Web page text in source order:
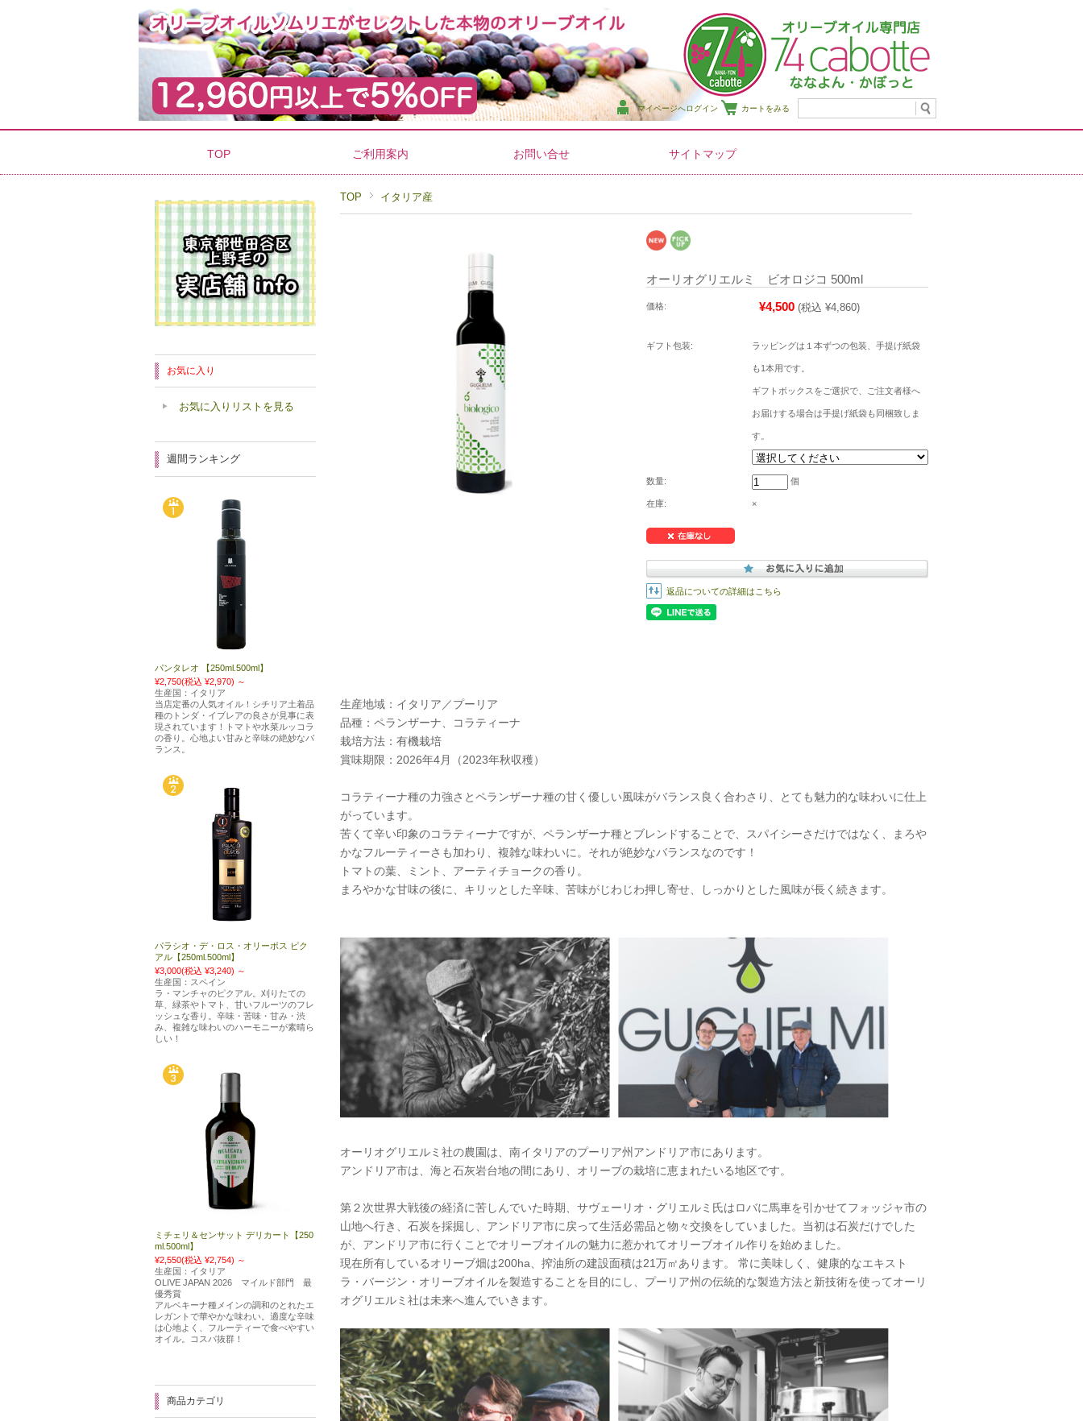
マイページへログイン カートをみる
TOP ご利用案内 お問い合せ サイトマップ
TOP イタリア産
オーリオグリエルミ ビオロジコ 500ml
価格: ¥4,500 (税込 ¥4,860)
ギフト包装: ラッピングは１本ずつの包装、手提げ紙袋
も1本用です。
ギフトボックスをご選択で、ご注文者様へ
お届けする場合は手提げ紙袋も同梱致しま
す。
数量: 個
在庫: ×
返品についての詳細はこちら
生産地域：イタリア／プーリア
品種：ペランザーナ、コラティーナ
栽培方法：有機栽培
賞味期限：2026年4月（2023年秋収穫）
コラティーナ種の力強さとペランザーナ種の甘く優しい風味がバランス良く合わさり、とても魅力的な味わいに仕上
がっています。
苦くて辛い印象のコラティーナですが、ペランザーナ種とブレンドすることで、スパイシーさだけではなく、まろや
かなフルーティーさも加わり、複雑な味わいに。それが絶妙なバランスなのです！
トマトの葉、ミント、アーティチョークの香り。
まろやかな甘味の後に、キリッとした辛味、苦味がじわじわ押し寄せ、しっかりとした風味が長く続きます。
オーリオグリエルミ社の農園は、南イタリアのプーリア州アンドリア市にあります。
アンドリア市は、海と石灰岩台地の間にあり、オリーブの栽培に恵まれたいる地区です。
第２次世界大戦後の経済に苦しんでいた時期、サヴェーリオ・グリエルミ氏はロバに馬車を引かせてフォッジャ市の
山地へ行き、石炭を採掘し、アンドリア市に戻って生活必需品と物々交換をしていました。当初は石炭だけでした
が、アンドリア市に行くことでオリーブオイルの魅力に惹かれてオリーブオイル作りを始めました。
現在所有しているオリーブ畑は200ha、搾油所の建設面積は21万㎡あります。 常に美味しく、健康的なエキスト
ラ・バージン・オリーブオイルを製造することを目的にし、プーリア州の伝統的な製造方法と新技術を使ってオーリ
オグリエルミ社は未来へ進んでいきます。
お気に入り
お気に入りリストを見る
週間ランキング
パンタレオ 【250ml.500ml】
¥2,750(税込 ¥2,970) ～
生産国：イタリア
当店定番の人気オイル！シチリア土着品
種のトンダ・イブレアの良さが見事に表
現されています！トマトや水菜ルッコラ
の香り。心地よい甘みと辛味の絶妙なバ
ランス。
パラシオ・デ・ロス・オリーボス ピク
アル【250ml.500ml】
¥3,000(税込 ¥3,240) ～
生産国：スペイン
ラ・マンチャのピクアル。刈りたての
草、緑茶やトマト、甘いフルーツのフレ
ッシュな香り。辛味・苦味・甘み・渋
み、複雑な味わいのハーモニーが素晴ら
しい！
ミチェリ＆センサット デリカート【250
ml.500ml】
¥2,550(税込 ¥2,754) ～
生産国：イタリア
OLIVE JAPAN 2026 マイルド部門 最
優秀賞
アルベキーナ種メインの調和のとれたエ
レガントで華やかな味わい。適度な辛味
は心地よく、フルーティーで食べやすい
オイル。コスパ抜群！
商品カテゴリ